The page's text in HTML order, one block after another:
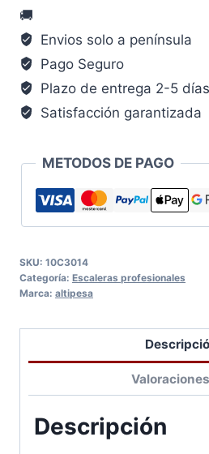
🚚
Envios solo a península
Pago Seguro
Plazo de entrega 2-5
Satisfacción garantizada
METODOS DE PAGO
SKU: 10C3014
Categoría: Escaleras profesionales
Marca: altipesa
Descripción